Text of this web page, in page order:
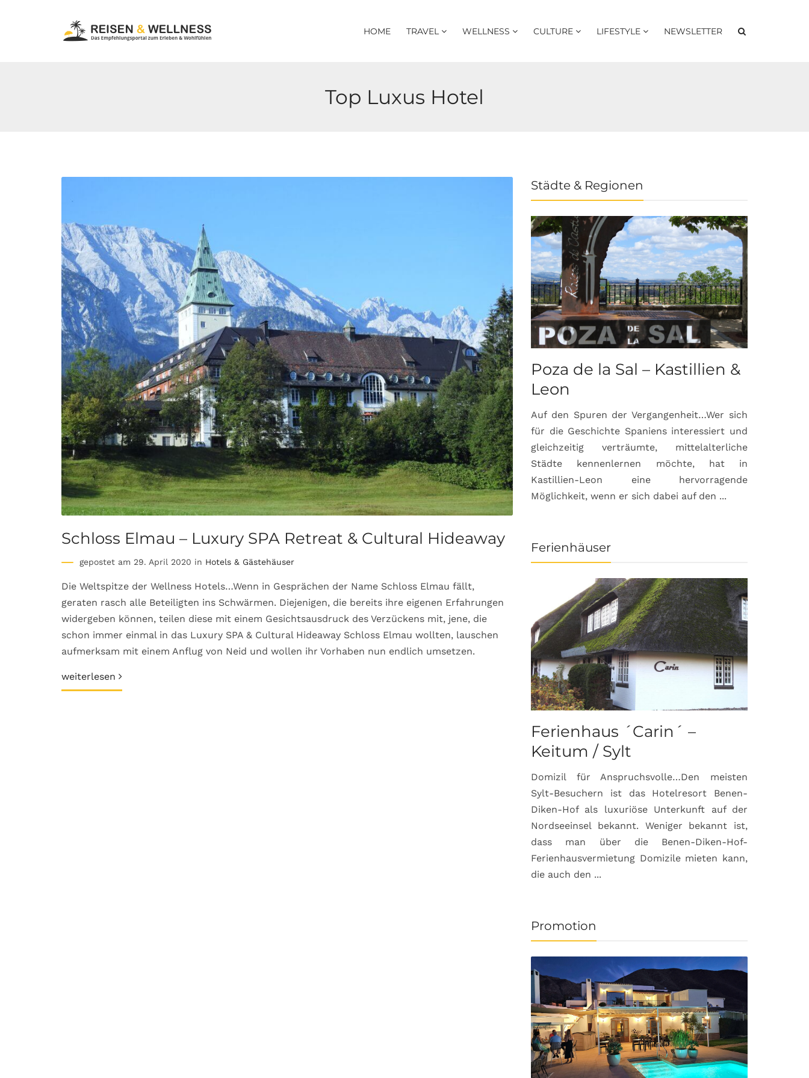
HOME TRAVEL WELLNESS CULTURE LIFESTYLE NEWSLETTER
Top Luxus Hotel
Schloss Elmau – Luxury SPA Retreat & Cultural Hideaway
gepostet am 29. April 2020 in Hotels & Gästehäuser
Die Weltspitze der Wellness Hotels…Wenn in Gesprächen der Name Schloss Elmau fällt,
geraten rasch alle Beteiligten ins Schwärmen. Diejenigen, die bereits ihre eigenen Erfahrungen
widergeben können, teilen diese mit einem Gesichtsausdruck des Verzückens mit, jene, die
schon immer einmal in das Luxury SPA & Cultural Hideaway Schloss Elmau wollten, lauschen
aufmerksam mit einem Anflug von Neid und wollen ihr Vorhaben nun endlich umsetzen.
weiterlesen
Städte & Regionen
Poza de la Sal – Kastillien &
Leon
Auf den Spuren der Vergangenheit…Wer sich
für die Geschichte Spaniens interessiert und
gleichzeitig verträumte, mittelalterliche
Städte kennenlernen möchte, hat in
Kastillien-Leon eine hervorragende
Möglichkeit, wenn er sich dabei auf den ...
Ferienhäuser
Ferienhaus ´Carin´ –
Keitum / Sylt
Domizil für Anspruchsvolle…Den meisten
Sylt-Besuchern ist das Hotelresort Benen-
Diken-Hof als luxuriöse Unterkunft auf der
Nordseeinsel bekannt. Weniger bekannt ist,
dass man über die Benen-Diken-Hof-
Ferienhausvermietung Domizile mieten kann,
die auch den ...
Promotion